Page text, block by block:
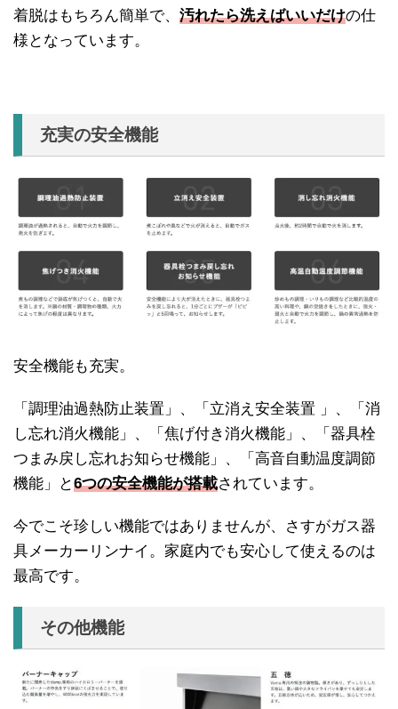
着脱はもちろん簡単で、 汚れたら洗えばいいだけの仕
様となっています。
充実の安全機能
安全機能も充実。
「調理油過熱防止装置」、「立消え安全装置 」、「消
し忘れ消火機能」、「焦げ付き消火機能」、「器具栓
つまみ戻し忘れお知らせ機能」、「高音自動温度調節
機能」と6つの安全機能が搭載されています。
今でこそ珍しい機能ではありませんが、さすがガス器
具メーカーリンナイ。家庭内でも安心して使えるのは
最高です。
その他機能